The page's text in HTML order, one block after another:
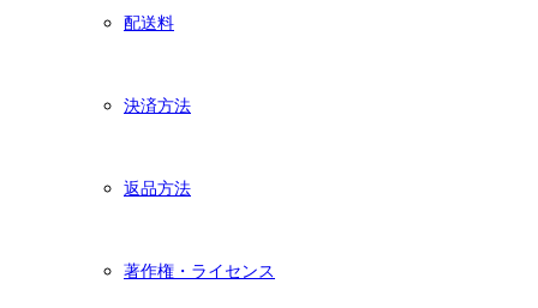
配送料
決済方法
返品方法
著作権・ライセンス